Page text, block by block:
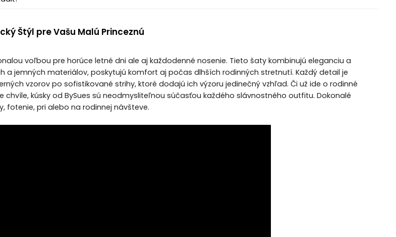
Štýl pre Vašu Malú Princeznú
voľbou pre horúce letné dni ale aj každodenné nosenie. Tieto šaty kombinujú eleganciu a
a jemných materiálov, poskytujú komfort aj počas dlhších rodinných stretnutí. Každý detail je
vzorov po sofistikované strihy, ktoré dodajú ich výzoru jedinečný vzhľad. Či už ide o rodinné
chvíle, kúsky od BySues sú neodmysliteľnou súčasťou každého slávnostného outfitu. Dokonalé
fotenie, pri alebo na rodinnej návšteve.